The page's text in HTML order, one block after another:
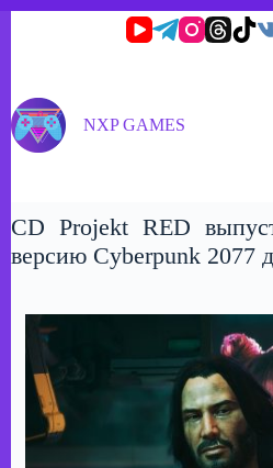
NXP GAMES
CD Projekt RED
версию Cyberpunk 2077